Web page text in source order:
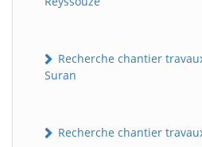
Recherche chantier
Suran
Recherche chantier